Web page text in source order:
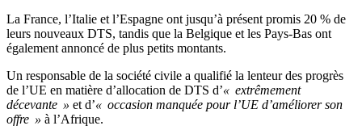
La France, l’Italie et l’Espagne ont jusqu’à présent promis 20 % de
leurs nouveaux DTS, tandis que la Belgique et les Pays-Bas ont
également annoncé de plus petits montants.
Un responsable de la société civile a qualifié la lenteur des progrès
de l’UE en matière d’allocation de DTS d’« extrêmement
décevante » et d’« occasion manquée pour l’UE d’améliorer son
offre » à l’Afrique.